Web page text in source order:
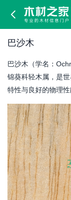
巴
沙
巴沙木
巴沙木（学名：
锦葵科轻木属，是
特性与良好的物理